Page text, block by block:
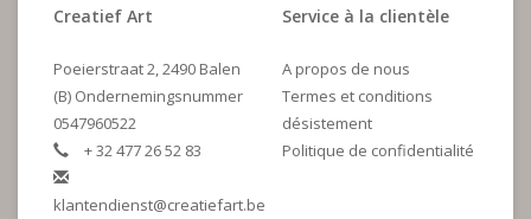
Creatief Art
Poeierstraat 2, 2490 Balen
(B) Ondernemingsnummer
0547960522
+ 32 477 26 52 83
klantendienst@creatiefart.be
Service à la clientèle
A propos de nous
Termes et conditions
désistement
Politique de confidentialité